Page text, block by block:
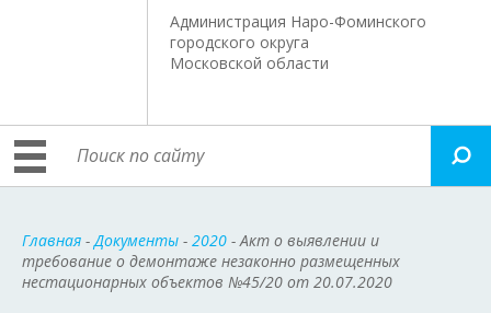
Администрация Наро-Фоминского
городского округа
Московской области
Главная -Документы - 2020 - Акт о выявлении и
требование о демонтаже незаконно размещенных
нестационарных объектов №45/20 от 20.07.2020